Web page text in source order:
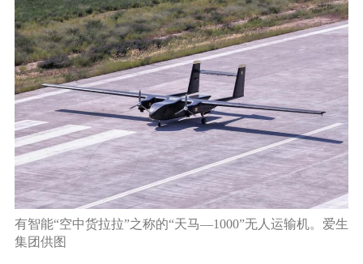
有智能“空中货拉拉”之称的“天马—1000”无人运输机。爱生
集团供图